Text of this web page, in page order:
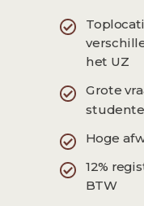
het UZ
Grote
Hoge
12%
BTW